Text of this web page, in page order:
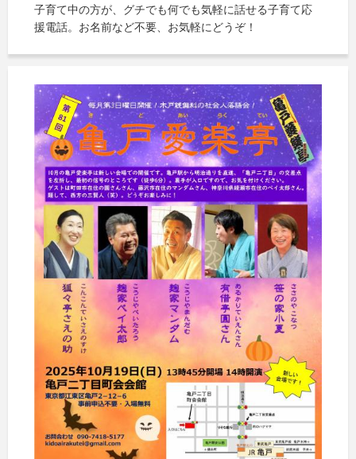
子育て中の方が、グチでも何でも気軽に話せる子育て応
援電話。お名前など不要、お気軽にどうぞ！